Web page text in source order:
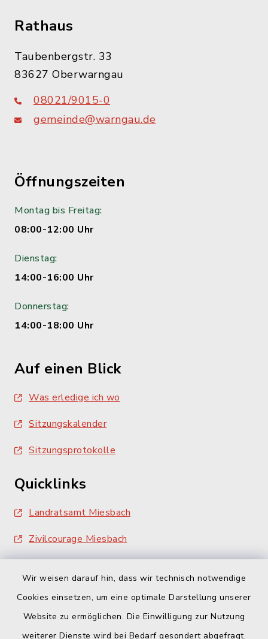
Wir weisen darauf hin, dass wir technisch notwendige
Cookies einsetzen, um eine optimale Darstellung unserer
Website zu ermöglichen. Die Einwilligung zur Nutzung
weiterer Dienste wird bei Bedarf gesondert abgefragt.
Rathaus
Taubenbergstr. 33
83627 Oberwarngau
08021/9015-0
gemeinde@warngau.de
Öffnungszeiten
Montag bis Freitag:
08:00-12:00 Uhr
Dienstag:
14:00-16:00 Uhr
Donnerstag:
14:00-18:00 Uhr
Auf einen Blick
Was erledige ich wo
Sitzungskalender
Sitzungsprotokolle
Quicklinks
Landratsamt Miesbach
Zivilcourage Miesbach